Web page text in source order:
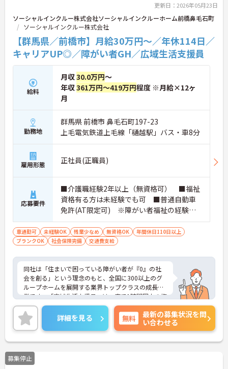
います。複数施設を経験することで培われるマネジ
メント視点は、将来的なエリアマネージャーへのキ
ャリアアップにも直結しており、最新の環境で専門
性を発揮したいプロフェッショナルの方にお勧めで
す。
★おすすめPOINT★
・広域支援員として複数のホームを巡るため、各ホ
ームのパートスタッフの教育やサポートにも携わる
ことができ、現場の介助業務にとどまらず、施設運
営や人材育成の視点を養うことで、将来のエリアマ
ネージャー候補としてのステップアップに直結しま
す。
・定年70歳、再雇用75歳までという業界屈指の制度
があり、20代から60代まで幅広い年代が活躍してい
ます。年間休日も114日確保されているため、無理
なく長期的なキャリアを築いていただけます。
・全施設がバリアフリー設計かつ最新設備を備えて
備」により現場の負担が大幅に軽減されています。
ご利用者様の安全性はもちろん、働くスタッフにと
っても身体的負担が少なく、高いモチベーションを
保って業務に集中できます。
更新日：2026年05月23日
ソーシャルインクルー株式会社ソーシャルインクルーホーム前橋鼻毛石町
ソーシャルインクルー株式会社
【群馬県／前橋市】月給30万円～／年休114日／
キャリアUP◎／障がい者GH／広域生活支援員
給料
月収30.0万円～
年収361万円～419万円程度 ※月給×12ヶ
月
勤務地
群馬県 前橋市 鼻毛石町197-23
上毛電気鉄道上毛線「樋越駅」バス・車8分
雇用形態 正社員(正職員)
応募要件
■介護職経験2年以上（無資格可） ■福祉
資格有る方は未経験でも可 ■普通自動車
免許(AT限定可) ※障がい者福祉の経験は
不問です。※実務経験2年以上の方、障がい
者福祉に関する経験をお持ちの方大歓迎
車通勤可 未経験OK 残業少なめ 無資格OK
年間休日110日以上
ブランクOK
社会保険完備 交通費支給
同社は「住まいで困っている障がい者が『0』の社
会を創る」という理念のもと、全国に300以上のグ
ループホームを展開する業界トップクラスの成長企
業です。「広域生活支援員」は、車で1時間圏内の複
数施設を横断的に担当し、現場支援とパートスタッ
フのサポートを行うハイクラスなポジションです。
最新設備とバリアフリーが完備され、スタッフの身
体的負担が少なく、広域手当5万円が付与されるこ
とで高い給与水準を実現しています。年間休日114
日の確保や、献立・レシピの完全標準化による業務
効率化など、ワークライフバランスを保ちながら定
詳細を見る 無料
最新の募集状況を問
い合わせる
募集停止